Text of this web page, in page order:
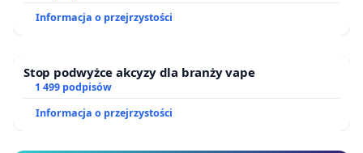
Informacja o przejrzystości
Stop podwyżce akcyzy dla branży vape
1 499 podpisów
Informacja o przejrzystości